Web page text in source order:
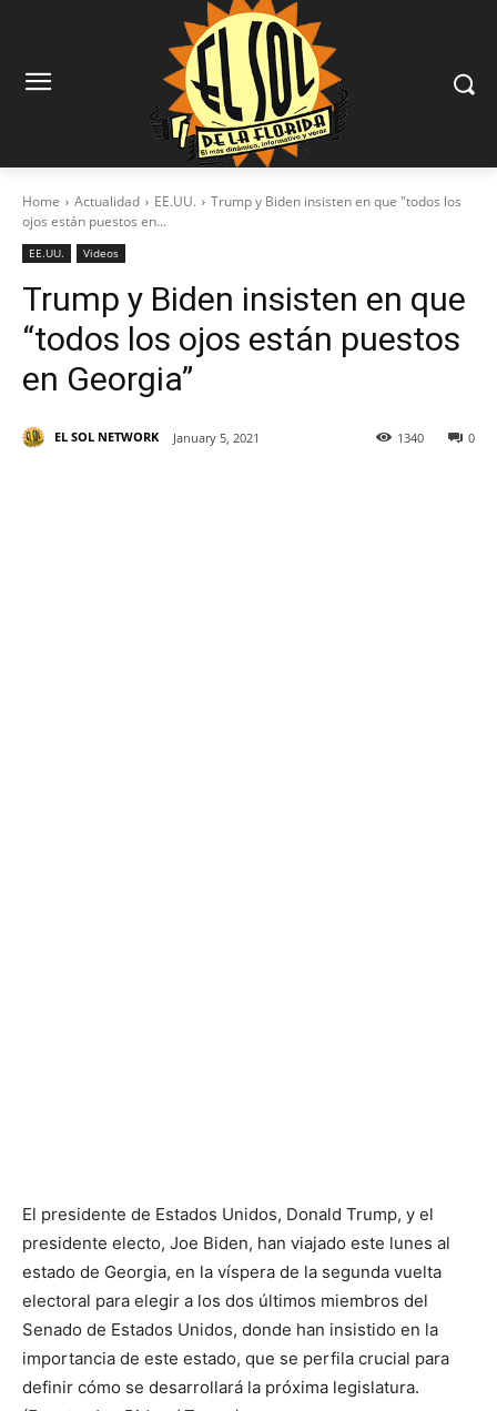
Home Actualidad EE.UU.
Trump y Biden insisten en que "todos los
ojos están puestos en...
EE.UU. Videos
Trump y Biden insisten en que
“todos los ojos están puestos
en Georgia”
EL SOL NETWORK January 5, 2021 0
1340
El presidente de Estados Unidos, Donald Trump, y el
presidente electo, Joe Biden, han viajado este lunes al
estado de Georgia, en la víspera de la segunda vuelta
electoral para elegir a los dos últimos miembros del
Senado de Estados Unidos, donde han insistido en la
importancia de este estado, que se perfila crucial para
definir cómo se desarrollará la próxima legislatura.